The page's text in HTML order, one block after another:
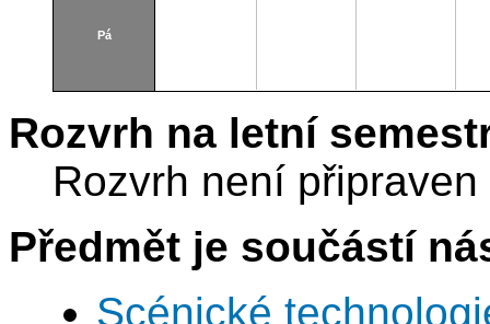
Pá
Rozvrh na letní
Rozvrh není připraven
Předmět je součástí
Scénické